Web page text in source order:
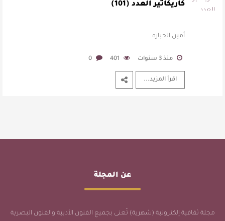
كاريكاتير العدد (101)
أمين الحباره
منذ 3 سنوات 401
0
اقرأ المزيد...
عن المجلة
مجلة ثقافية إلكترونية (شهرية) تُعنى بجميع الفنون الأدبية والفنون البصرية